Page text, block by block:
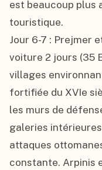
est beaucoup plus
touristique.
Jour 6-7 : Prejmer
voiture 2 jours (35
villages
fortifiée du XVIe
les murs de
galeries
attaques
constante. Arpinis